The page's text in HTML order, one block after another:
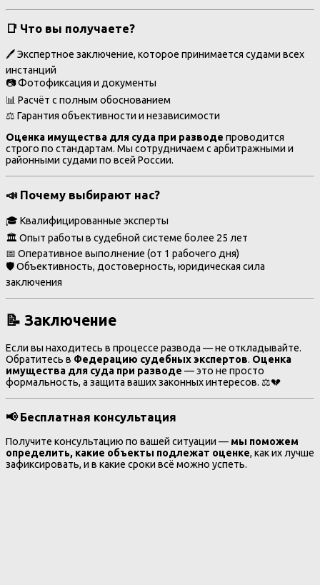
📑 Что вы получаете?
🖊️ Экспертное заключение, которое принимается судами всех
инстанций
📷 Фотофиксация и документы
📊 Расчёт с полным обоснованием
⚖️ Гарантия объективности и независимости
Оценка имущества для суда при разводе проводится
строго по стандартам. Мы сотрудничаем с арбитражными и
районными судами по всей России.
📣 Почему выбирают нас?
🎓 Квалифицированные эксперты
🏛️ Опыт работы в судебной системе более 25 лет
📅 Оперативное выполнение (от 1 рабочего дня)
🛡️ Объективность, достоверность, юридическая сила
заключения
📝 Заключение
Если вы находитесь в процессе развода — не откладывайте.
Обратитесь в Федерацию судебных экспертов. Оценка
имущества для суда при разводе — это не просто
формальность, а защита ваших законных интересов. ⚖️💔
📢 Бесплатная консультация
Получите консультацию по вашей ситуации — мы поможем
определить, какие объекты подлежат оценке, как их лучше
зафиксировать, и в какие сроки всё можно успеть.